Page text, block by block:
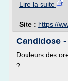
Lire la suite
Site : https://
Candidose
Douleurs des
?